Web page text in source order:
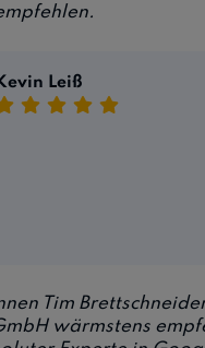
Kevin Leiß
Tim
wärmstens